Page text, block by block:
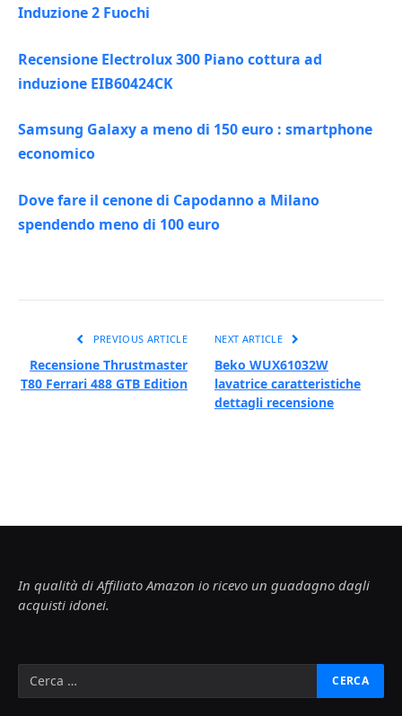
Induzione 2 Fuochi
Recensione Electrolux 300 Piano cottura ad
induzione EIB60424CK
Samsung Galaxy a meno di 150 euro : smartphone
economico
Dove fare il cenone di Capodanno a Milano
spendendo meno di 100 euro
PREVIOUS ARTICLE
Recensione Thrustmaster
T80 Ferrari 488 GTB Edition
NEXT ARTICLE
Beko WUX61032W
lavatrice caratteristiche
dettagli recensione
In qualità di Affiliato Amazon io ricevo un guadagno dagli
acquisti idonei.